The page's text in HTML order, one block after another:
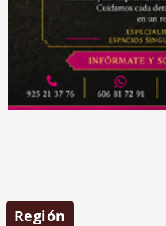
Región